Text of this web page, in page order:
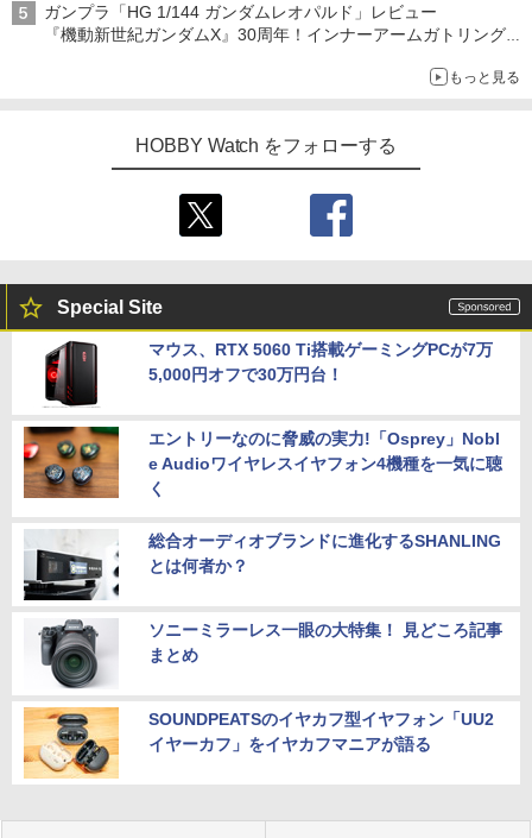
ガンプラ「HG 1/144 ガンダムレオパルド」レビュー
『機動新世紀ガンダムX』30周年！インナーアームガトリングの
もっと見る
HOBBY Watch をフォローする
Special Site
マウス、RTX 5060 Ti搭載ゲーミングPCが7万
5,000円オフで30万円台！
エントリーなのに脅威の実力!「Osprey」Nobl
e Audioワイヤレスイヤフォン4機種を一気に聴
く
総合オーディオブランドに進化するSHANLING
とは何者か？
ソニーミラーレス一眼の大特集！ 見どころ記事
まとめ
SOUNDPEATSのイヤカフ型イヤフォン「UU2
イヤーカフ」をイヤカフマニアが語る